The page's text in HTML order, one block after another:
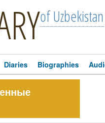
of Uzbekistan
Diaries Biographies